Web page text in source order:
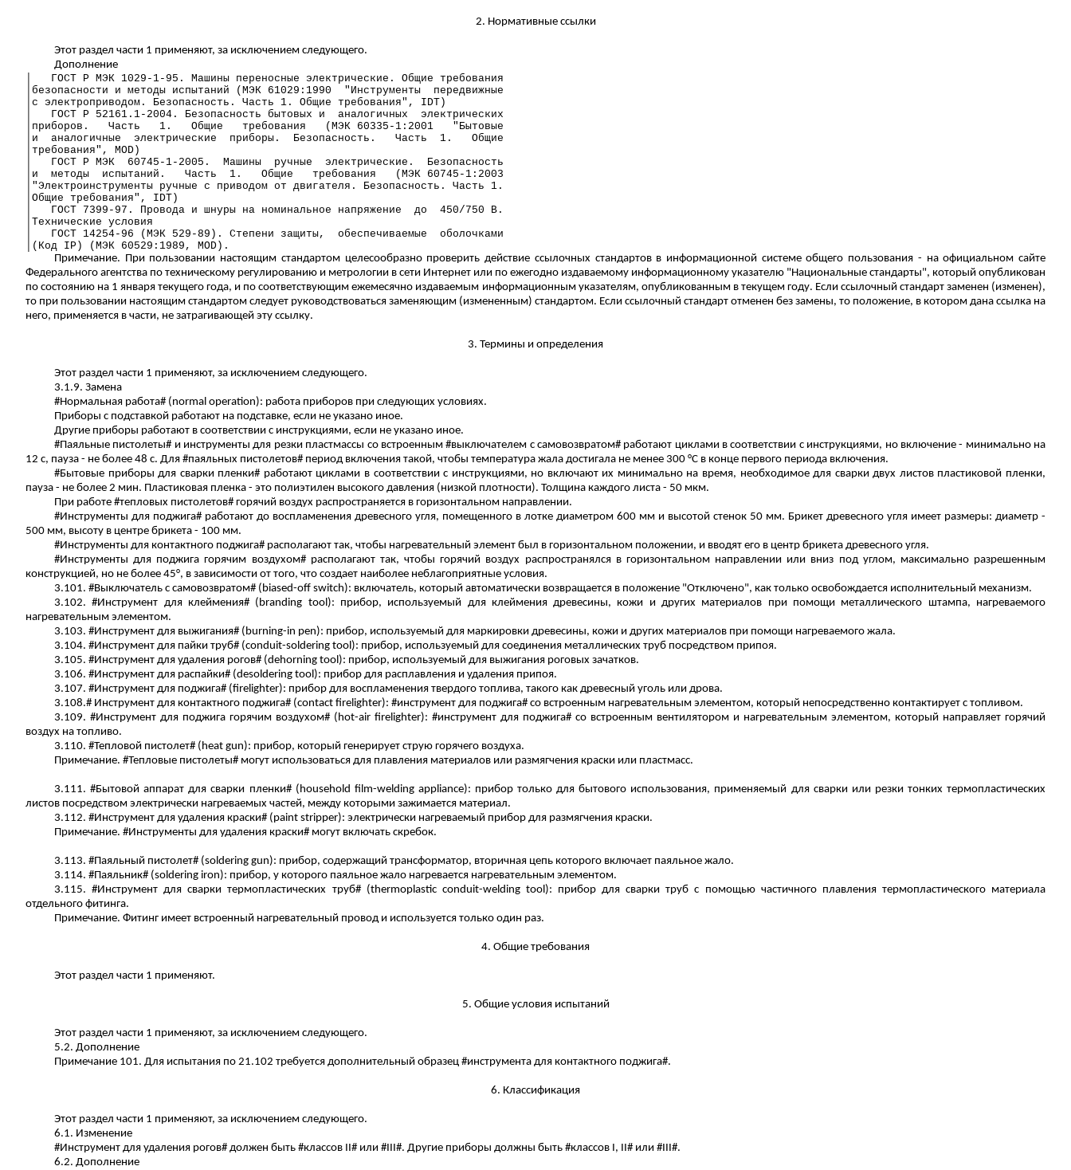
2. Нормативные ссылки
Этот раздел части 1 применяют, за исключением следующего.
Дополнение
ГОСТ Р МЭК 1029-1-95. Машины переносные электрические. Общие требования
│безопасности и методы испытаний (МЭК 61029:1990
"Инструменты
передвижные
│с электроприводом. Безопасность. Часть 1. Общие требования", IDT)
ГОСТ Р 52161.1-2004. Безопасность бытовых и аналогичных
электрических
│приборов.
Часть 1. Общие требования (МЭК 60335-1:2001
"Бытовые
│и
аналогичные электрические приборы. Безопасность. Часть 1.
Общие
│требования", MOD)
ГОСТ Р МЭК 60745-1-2005. Машины ручные электрические.
Безопасность
│и
методы испытаний. Часть 1. Общие требования
(МЭК 60745-1:2003
│"Электроинструменты ручные с приводом от двигателя. Безопасность. Часть 1.
│Общие требования", IDT)
ГОСТ 7399-97. Провода и шнуры на номинальное напряжение до
450/750 В.
│Технические условия
ГОСТ 14254-96 (МЭК 529-89). Степени защиты, обеспечиваемые
оболочками
│(Код IP) (МЭК 60529:1989, MOD).
Примечание. При пользовании настоящим стандартом целесообразно проверить действие ссылочных стандартов в информационной системе общего пользования - на официальном сайте
Федерального агентства по техническому регулированию и метрологии в сети Интернет или по ежегодно издаваемому информационному указателю "Национальные стандарты", который опубликован
по состоянию на 1 января текущего года, и по соответствующим ежемесячно издаваемым информационным указателям, опубликованным в текущем году. Если ссылочный стандарт заменен (изменен),
то при пользовании настоящим стандартом следует руководствоваться заменяющим (измененным) стандартом. Если ссылочный стандарт отменен без замены, то положение, в котором дана ссылка на
него, применяется в части, не затрагивающей эту ссылку.
3. Термины и определения
Этот раздел части 1 применяют, за исключением следующего.
3.1.9. Замена
#Нормальная работа# (normal operation): работа приборов при следующих условиях.
Приборы с подставкой работают на подставке, если не указано иное.
Другие приборы работают в соответствии с инструкциями, если не указано иное.
#Паяльные пистолеты# и инструменты для резки пластмассы со встроенным #выключателем с самовозвратом# работают циклами в соответствии с инструкциями, но включение - минимально на
12 с, пауза - не более 48 с. Для #паяльных пистолетов# период включения такой, чтобы температура жала достигала не менее 300 °C в конце первого периода включения.
#Бытовые приборы для сварки пленки# работают циклами в соответствии с инструкциями, но включают их минимально на время, необходимое для сварки двух листов пластиковой пленки,
пауза - не более 2 мин. Пластиковая пленка - это полиэтилен высокого давления (низкой плотности). Толщина каждого листа - 50 мкм.
При работе #тепловых пистолетов# горячий воздух распространяется в горизонтальном направлении.
#Инструменты для поджига# работают до воспламенения древесного угля, помещенного в лотке диаметром 600 мм и высотой стенок 50 мм. Брикет древесного угля имеет размеры: диаметр -
500 мм, высоту в центре брикета - 100 мм.
#Инструменты для контактного поджига# располагают так, чтобы нагревательный элемент был в горизонтальном положении, и вводят его в центр брикета древесного угля.
#Инструменты для поджига горячим воздухом# располагают так, чтобы горячий воздух распространялся в горизонтальном направлении или вниз под углом, максимально разрешенным
конструкцией, но не более 45°, в зависимости от того, что создает наиболее неблагоприятные условия.
3.101. #Выключатель с самовозвратом# (biased-off switch): включатель, который автоматически возвращается в положение "Отключено", как только освобождается исполнительный механизм.
3.102. #Инструмент для клеймения# (branding tool): прибор, используемый для клеймения древесины, кожи и других материалов при помощи металлического штампа, нагреваемого
нагревательным элементом.
3.103. #Инструмент для выжигания# (burning-in pen): прибор, используемый для маркировки древесины, кожи и других материалов при помощи нагреваемого жала.
3.104. #Инструмент для пайки труб# (conduit-soldering tool): прибор, используемый для соединения металлических труб посредством припоя.
3.105. #Инструмент для удаления рогов# (dehorning tool): прибор, используемый для выжигания роговых зачатков.
3.106. #Инструмент для распайки# (desoldering tool): прибор для расплавления и удаления припоя.
3.107. #Инструмент для поджига# (firelighter): прибор для воспламенения твердого топлива, такого как древесный уголь или дрова.
3.108.# Инструмент для контактного поджига# (contact firelighter): #инструмент для поджига# со встроенным нагревательным элементом, который непосредственно контактирует с топливом.
3.109. #Инструмент для поджига горячим воздухом# (hot-air firelighter): #инструмент для поджига# со встроенным вентилятором и нагревательным элементом, который направляет горячий
воздух на топливо.
3.110. #Тепловой пистолет# (heat gun): прибор, который генерирует струю горячего воздуха.
Примечание. #Тепловые пистолеты# могут использоваться для плавления материалов или размягчения краски или пластмасс.
3.111. #Бытовой аппарат для сварки пленки# (household film-welding appliance): прибор только для бытового использования, применяемый для сварки или резки тонких термопластических
листов посредством электрически нагреваемых частей, между которыми зажимается материал.
3.112. #Инструмент для удаления краски# (paint stripper): электрически нагреваемый прибор для размягчения краски.
Примечание. #Инструменты для удаления краски# могут включать скребок.
3.113. #Паяльный пистолет# (soldering gun): прибор, содержащий трансформатор, вторичная цепь которого включает паяльное жало.
3.114. #Паяльник# (soldering iron): прибор, у которого паяльное жало нагревается нагревательным элементом.
3.115. #Инструмент для сварки термопластических труб# (thermoplastic conduit-welding tool): прибор для сварки труб с помощью частичного плавления термопластического материала
отдельного фитинга.
Примечание. Фитинг имеет встроенный нагревательный провод и используется только один раз.
4. Общие требования
Этот раздел части 1 применяют.
5. Общие условия испытаний
Этот раздел части 1 применяют, за исключением следующего.
5.2. Дополнение
Примечание 101. Для испытания по 21.102 требуется дополнительный образец #инструмента для контактного поджига#.
6. Классификация
Этот раздел части 1 применяют, за исключением следующего.
6.1. Изменение
#Инструмент для удаления рогов# должен быть #классов II# или #III#. Другие приборы должны быть #классов I, II# или #III#.
6.2. Дополнение